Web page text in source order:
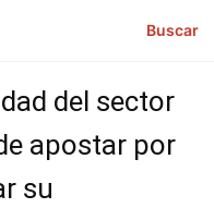
Buscar
del sector
apostar por
su